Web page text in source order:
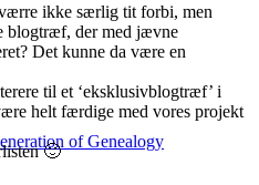
of Genealogy
ikke særlig tit forbi, men
blogtræf, der med jævne
Det kunne da være en
til et ‘eksklusivblogtræf’ i
helt færdige med vores projekt
🙂